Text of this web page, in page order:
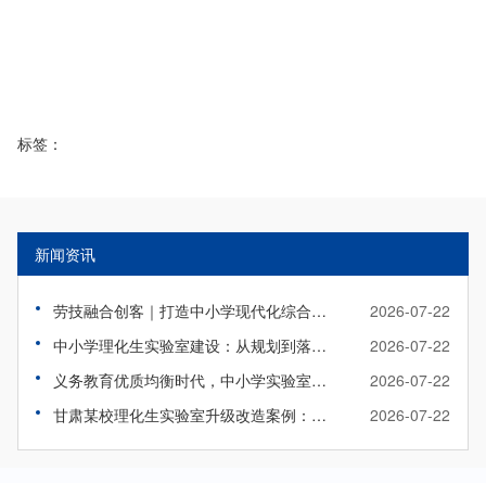
标签：
新闻资讯
劳技融合创客｜打造中小学现代化综合实践教室
2026-07-22
中小学理化生实验室建设：从规划到落地实操指南
2026-07-22
义务教育优质均衡时代，中小学实验室该如何标准化升级？
2026-07-22
甘肃某校理化生实验室升级改造案例：旧貌焕新颜，智教启新程
2026-07-22